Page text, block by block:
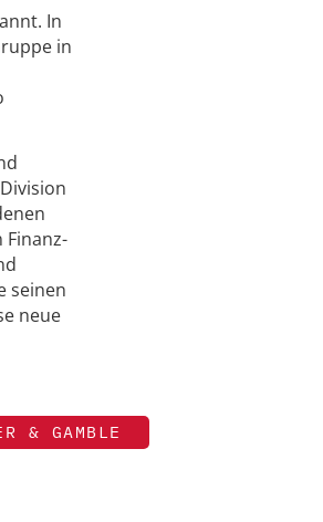
In
in
seinen
neue
& GAMBLE